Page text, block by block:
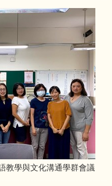
教學與文化溝通學群會議